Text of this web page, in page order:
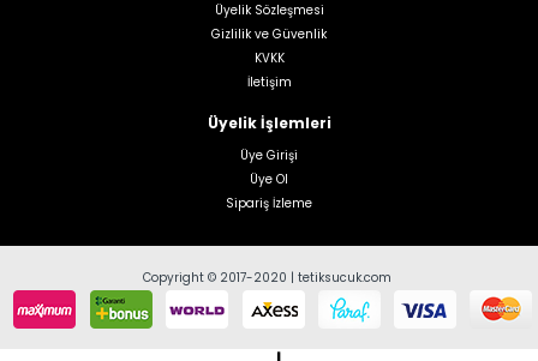
Üyelik Sözleşmesi
Gizlilik ve Güvenlik
KVKK
İletişim
Üyelik İşlemleri
Üye Girişi
Üye Ol
Sipariş İzleme
Copyright © 2017-2020 | tetiksucuk.com